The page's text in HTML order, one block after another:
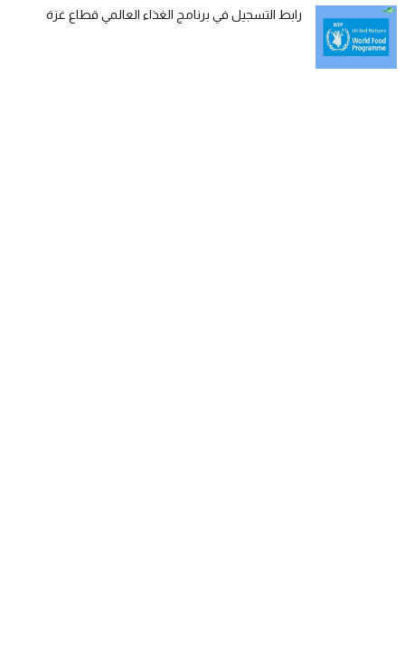
رابط التسجيل في برنامج الغذاء العالمي قطاع غزة